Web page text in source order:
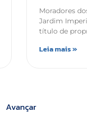
Moradores
Jardim
título de
Leia mais »
Avançar